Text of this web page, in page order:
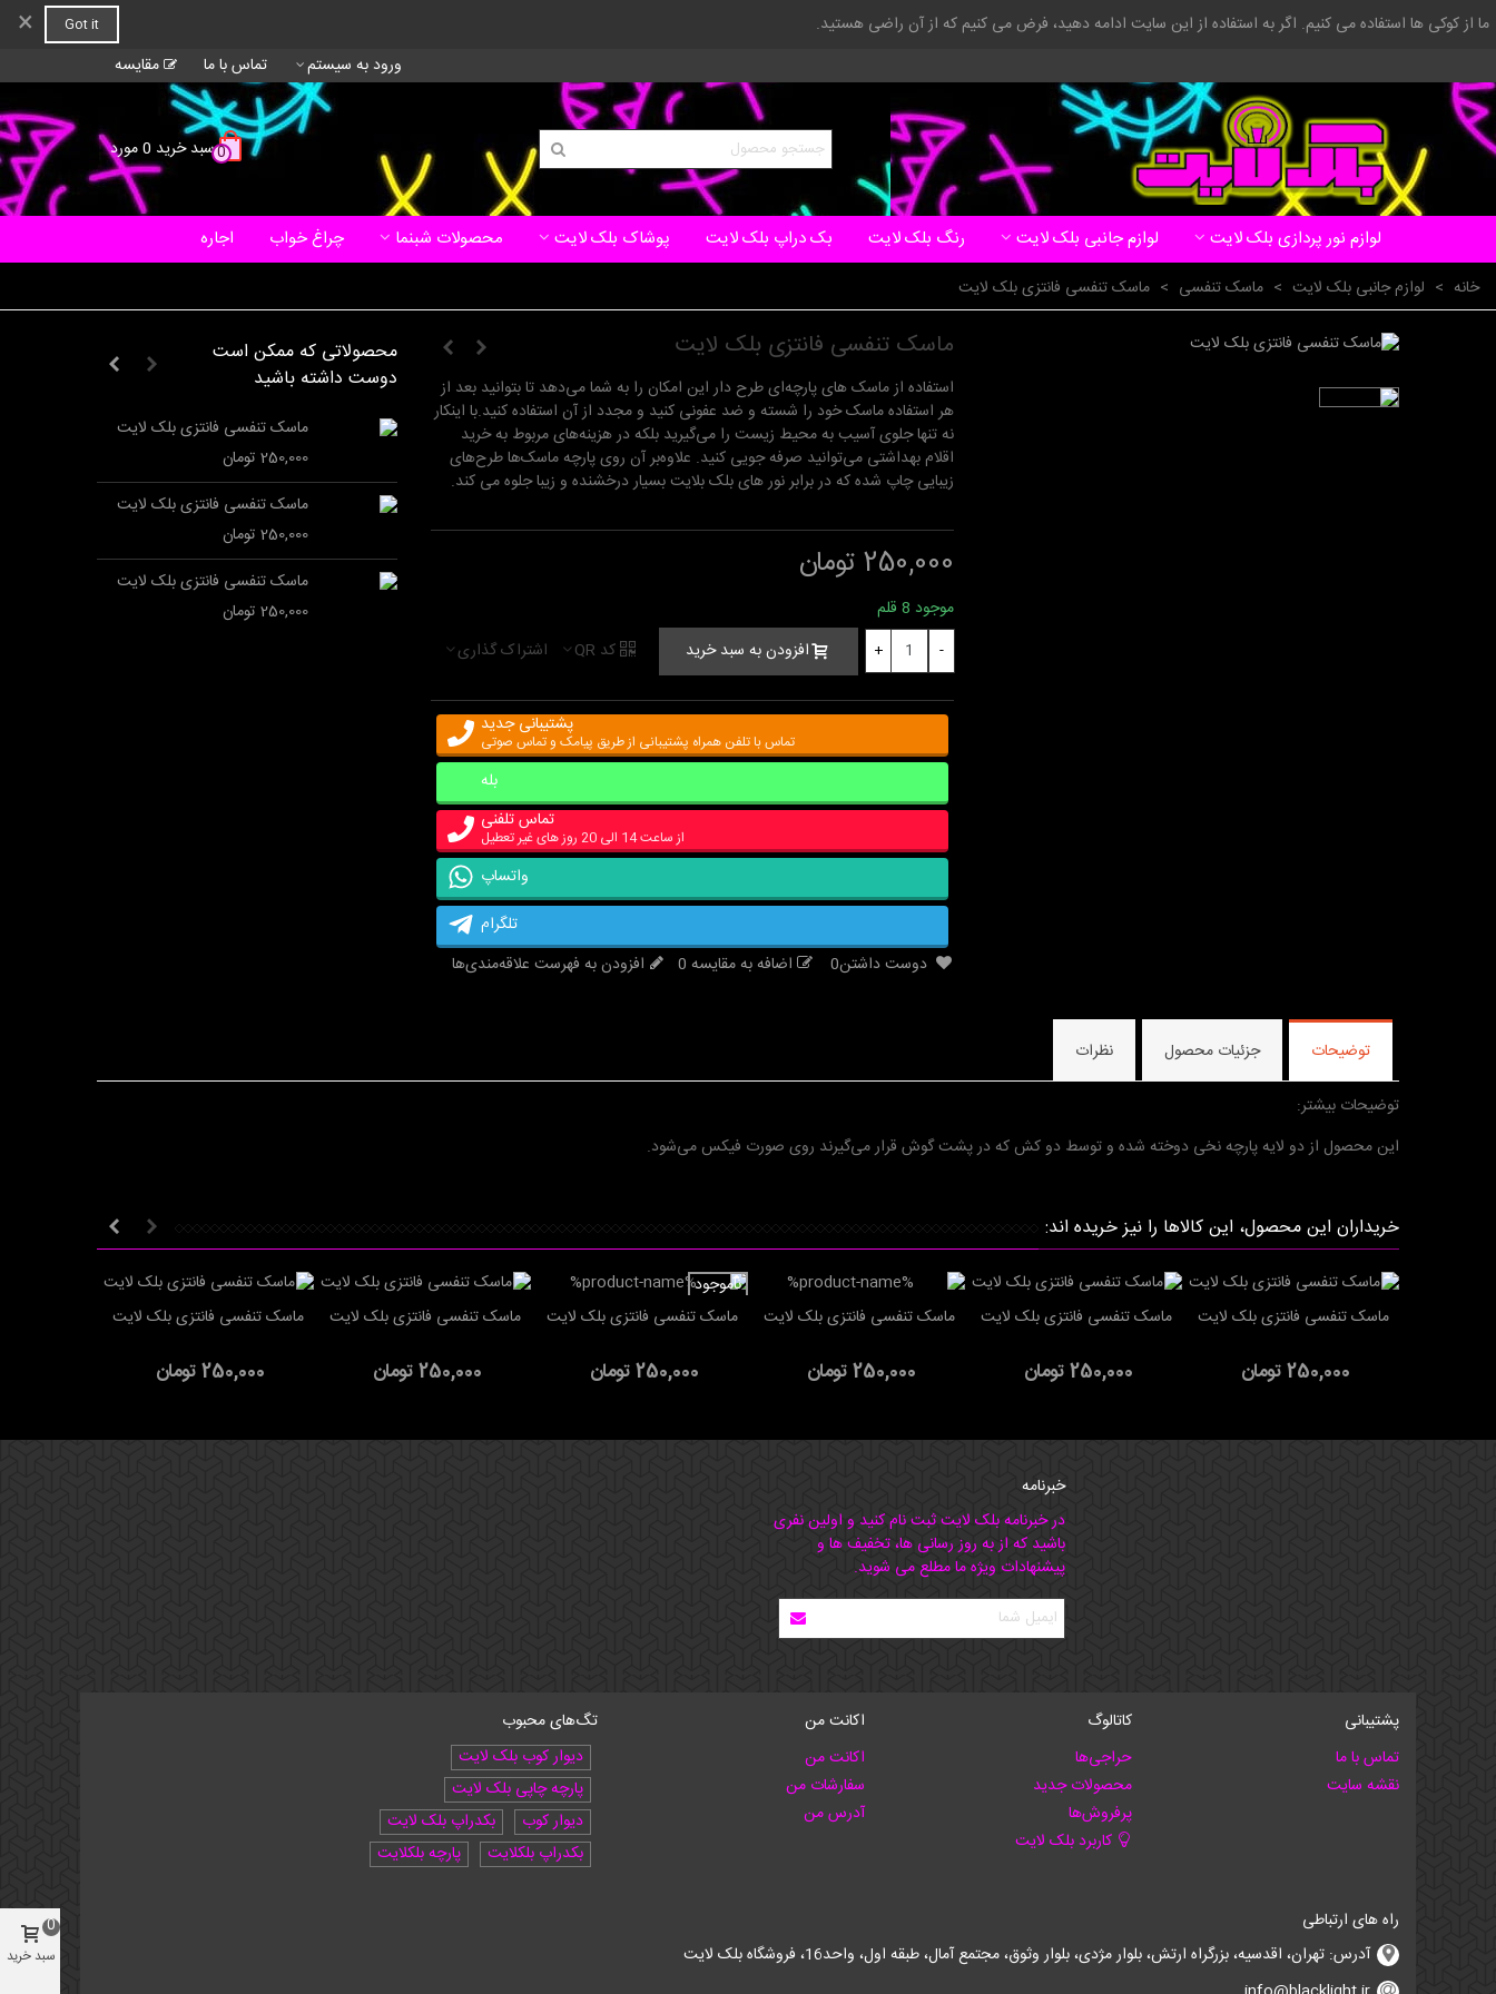
ما از کوکی ها استفاده می کنیم. اگر به استفاده از این سایت ادامه دهید، فرض می کنیم که از آن راضی هستید. Got it
×
ورود به سیستم تماس با ما مقایسه
0سبد خرید 0مورد
لوازم نور پردازی بلک لایت لوازم جانبی بلک لایت رنگ بلک لایت بک دراپ بلک لایت پوشاک بلک لایت محصولات شبنما چراغ خواب اجاره
خانه > لوازم جانبی بلک لایت > ماسک تنفسی > ماسک تنفسی فانتزی بلک لایت
ماسک تنفسی فانتزی بلک لایت
استفاده از ماسک های پارچه‌ای طرح دار این امکان را به شما می‌دهد تا بتوانید بعد از
هر استفاده ماسک خود را شسته و ضد عفونی کنید و مجدد از آن استفاده کنید.با اینکار
نه تنها جلوی آسیب به محیط زیست را می‌گیرید بلکه در هزینه‌های مربوط به خرید
اقلام بهداشتی می‌توانید صرفه جویی کنید. علاوه‌بر آن روی پارچه ماسک‌ها طرح‌های
زیبایی چاپ شده که در برابر نور های بلک بلایت بسیار درخشنده و زیبا جلوه می کند.
250,000 تومان
موجود 8 قلم
-
+ افزودن به سبد خرید کد QR اشتراک گذاری
پشتیبانی جدید
تماس با تلفن همراه پشتیبانی از طریق پیامک و تماس صوتی
بله
تماس تلفنی
از ساعت 14 الی 20 روز های غیر تعطیل
واتساپ
تلگرام
دوست داشتن0 اضافه به مقایسه 0 افزودن به فهرست علاقه‌مندی‌ها
محصولاتی که ممکن است
دوست داشته باشید
ماسک تنفسی فانتزی بلک لایت
250,000 تومان
ماسک تنفسی فانتزی بلک لایت
250,000 تومان
ماسک تنفسی فانتزی بلک لایت
250,000 تومان
توضیحات جزئیات محصول نظرات
توضیحات بیشتر:
این محصول از دو لایه پارچه نخی دوخته شده و توسط دو کش که در پشت گوش قرار می‌گیرند روی صورت فیکس می‌شود.
خریداران این محصول، این کالاها را نیز خریده اند:
افزودن به سبد خرید
ماسک تنفسی فانتزی بلک لایت
250,000 تومان
افزودن به سبد خرید
ماسک تنفسی فانتزی بلک لایت
250,000 تومان
افزودن به سبد خرید
ماسک تنفسی فانتزی بلک لایت
250,000 تومان
ناموجود
دوست داشتن
ماسک تنفسی فانتزی بلک لایت
250,000 تومان
افزودن به سبد خرید
ماسک تنفسی فانتزی بلک لایت
250,000 تومان
افزودن به سبد خرید
ماسک تنفسی فانتزی بلک لایت
250,000 تومان
خبرنامه
در خبرنامه بلک لایت ثبت نام کنید و اولین نفری
باشید که از به روز رسانی ها، تخفیف ها و
پیشنهادات ویژه ما مطلع می شوید.
پشتیبانی
تماس با ما
نقشه سایت
کاتالوگ
حراجی‌ها
محصولات جدید
پرفروش‌ها
کاربرد بلک لایت
اکانت من
اکانت من
سفارشات من
آدرس من
تگ‌های محبوب
دیوار کوب بلک لایت
پارچه چاپی بلک لایت
دیوار کوب
بکدراپ بلک لایت
بکدراپ بلکلایت
پارچه بلکلایت
راه های ارتباطی
آدرس: تهران، اقدسیه، بزرگراه ارتش، بلوار مژدی، بلوار وثوق، ⁩⁧مجتمع آمال⁩، طبقه اول، واحد16، فروشگاه بلک لایت
سبد خرید
0